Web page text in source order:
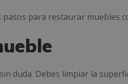
para restaurar muebles
duda. Debes limpiar la